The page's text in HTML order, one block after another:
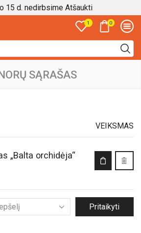
15 d. nedirbsime Atšaukti
1 0
SĄRAŠAS
VEIKSMAS
„Balta orchidėja“
Pritaikyti